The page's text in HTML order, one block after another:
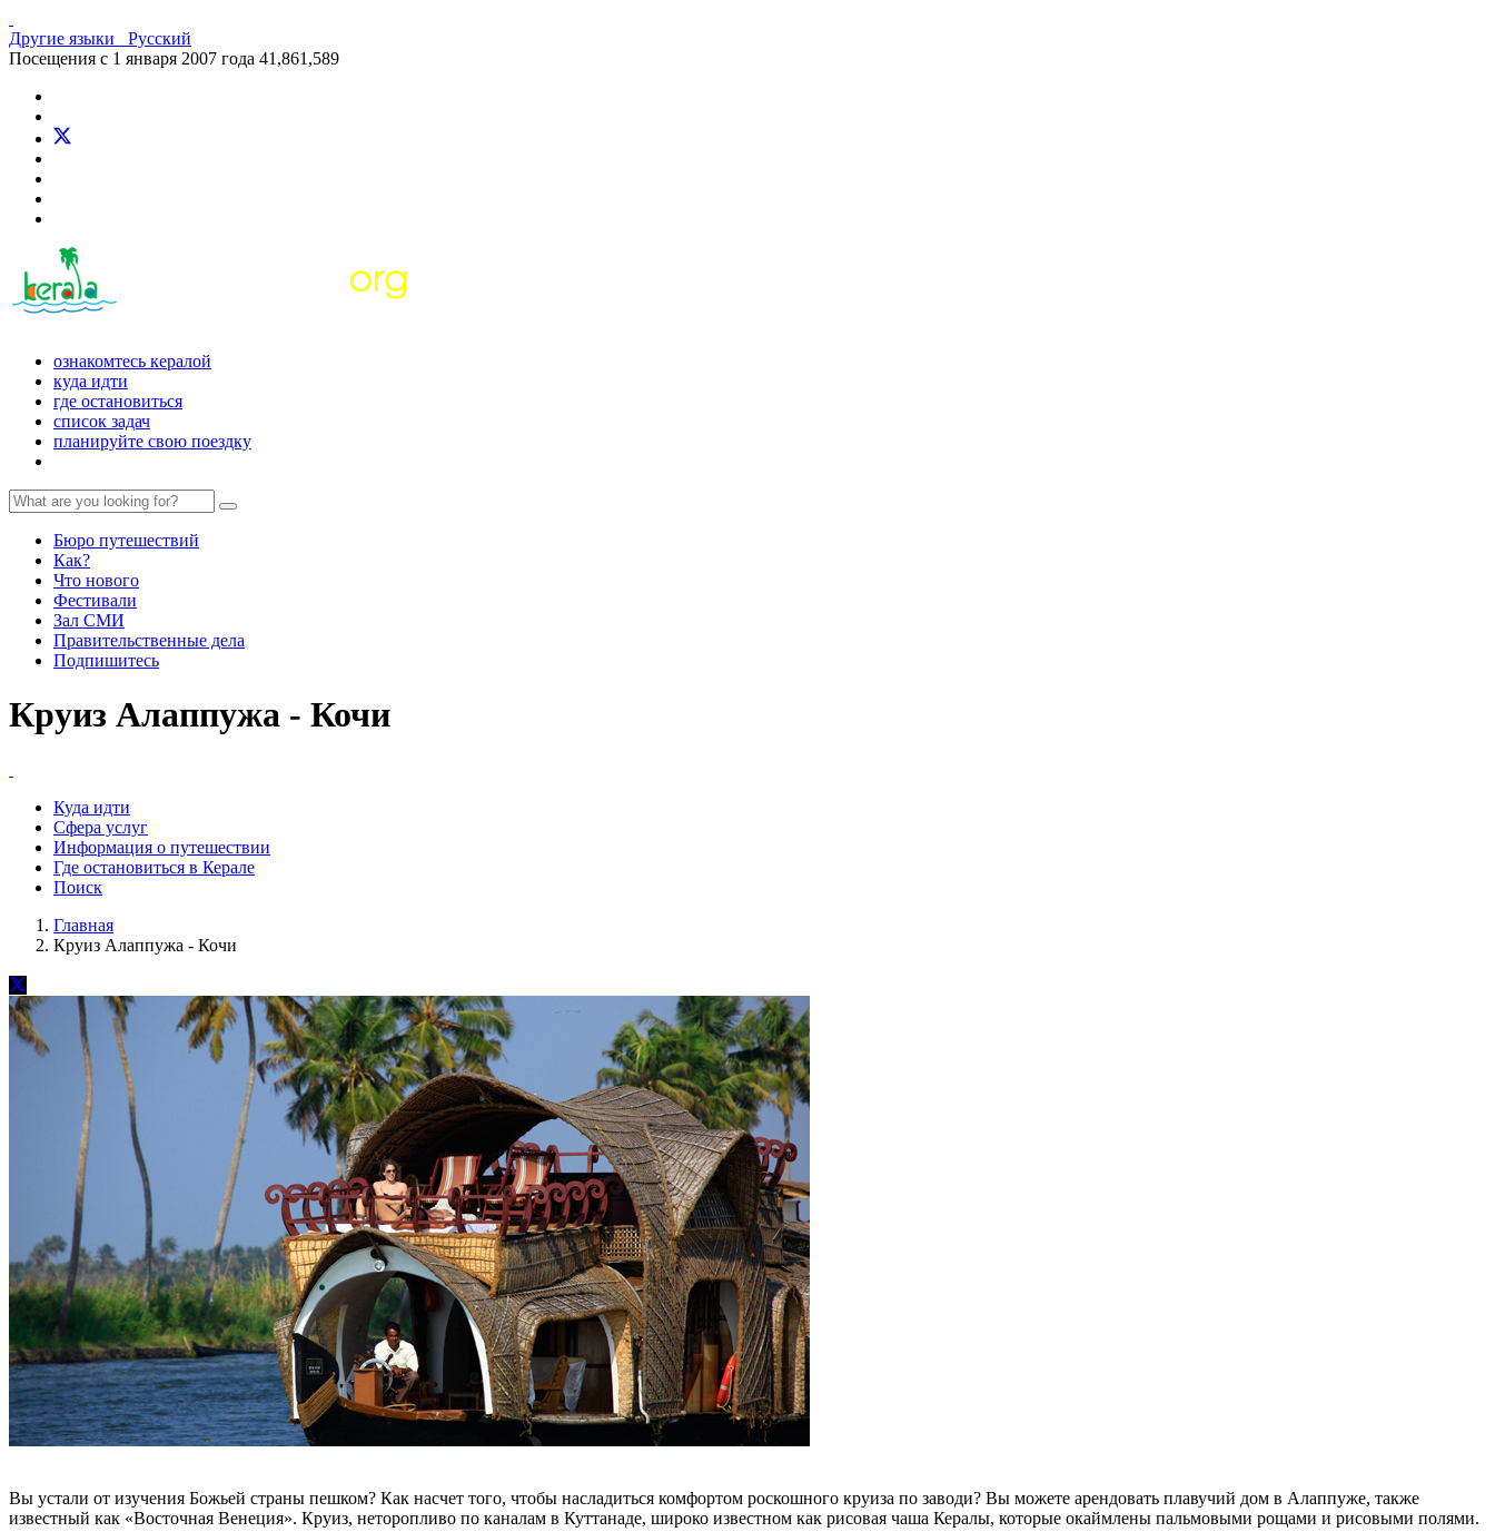
Другие языки
Русский
Посещения с 1 января 2007 года 41,861,589
ознакомтесь кералой
куда идти
где остановиться
список задач
планируйте свою поездку
Бюро путешествий
Как?
Что нового
Фестивали
Зал СМИ
Правительственные дела
Подпишитесь
Круиз Алаппужа - Кочи
Куда идти
Сфера услуг
Информация о путешествии
Где остановиться в Керале
Поиск
Главная
Круиз Алаппужа - Кочи
Вы устали от изучения Божьей страны пешком? Как насчет того, чтобы насладиться комфортом роскошного круиза по заводи? Вы можете арендовать плавучий дом в Алаппуже, также
известный как «Восточная Венеция». Круиз, неторопливо по каналам в Куттанаде, широко известном как рисовая чаша Кералы, которые окаймлены пальмовыми рощами и рисовыми полями.